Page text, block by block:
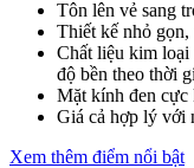
Tôn lên vẻ sang
Thiết kế nhỏ
Chất liệu kim
độ bền theo thời
Mặt kính đen cực
Giá cả hợp lý với
Xem thêm điểm nổi bật